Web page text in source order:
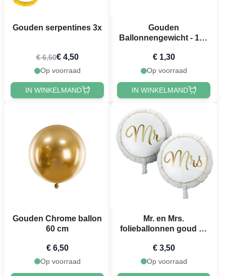
Gouden serpentines 3x
€ 6,50€ 4,50
Op voorraad
IN WINKELMAND
Gouden
Ballonnengewicht - 170
€ 1,30
Op voorraad
IN WINKELMAND
Gouden Chrome ballon
60 cm
€ 6,50
Op voorraad
Mr. en Mrs.
folieballonnen goud 14
€ 3,50
Op voorraad